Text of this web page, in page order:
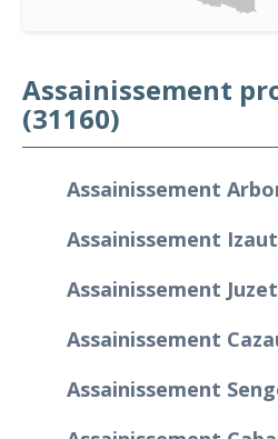
Assainissement
(31160)
Assainissement
Assainissement
Assainissement
Assainissement
Assainissement